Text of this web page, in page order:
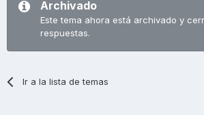
Archivado
Este tema ahora está archivado y
respuestas.
Ir a la lista de temas